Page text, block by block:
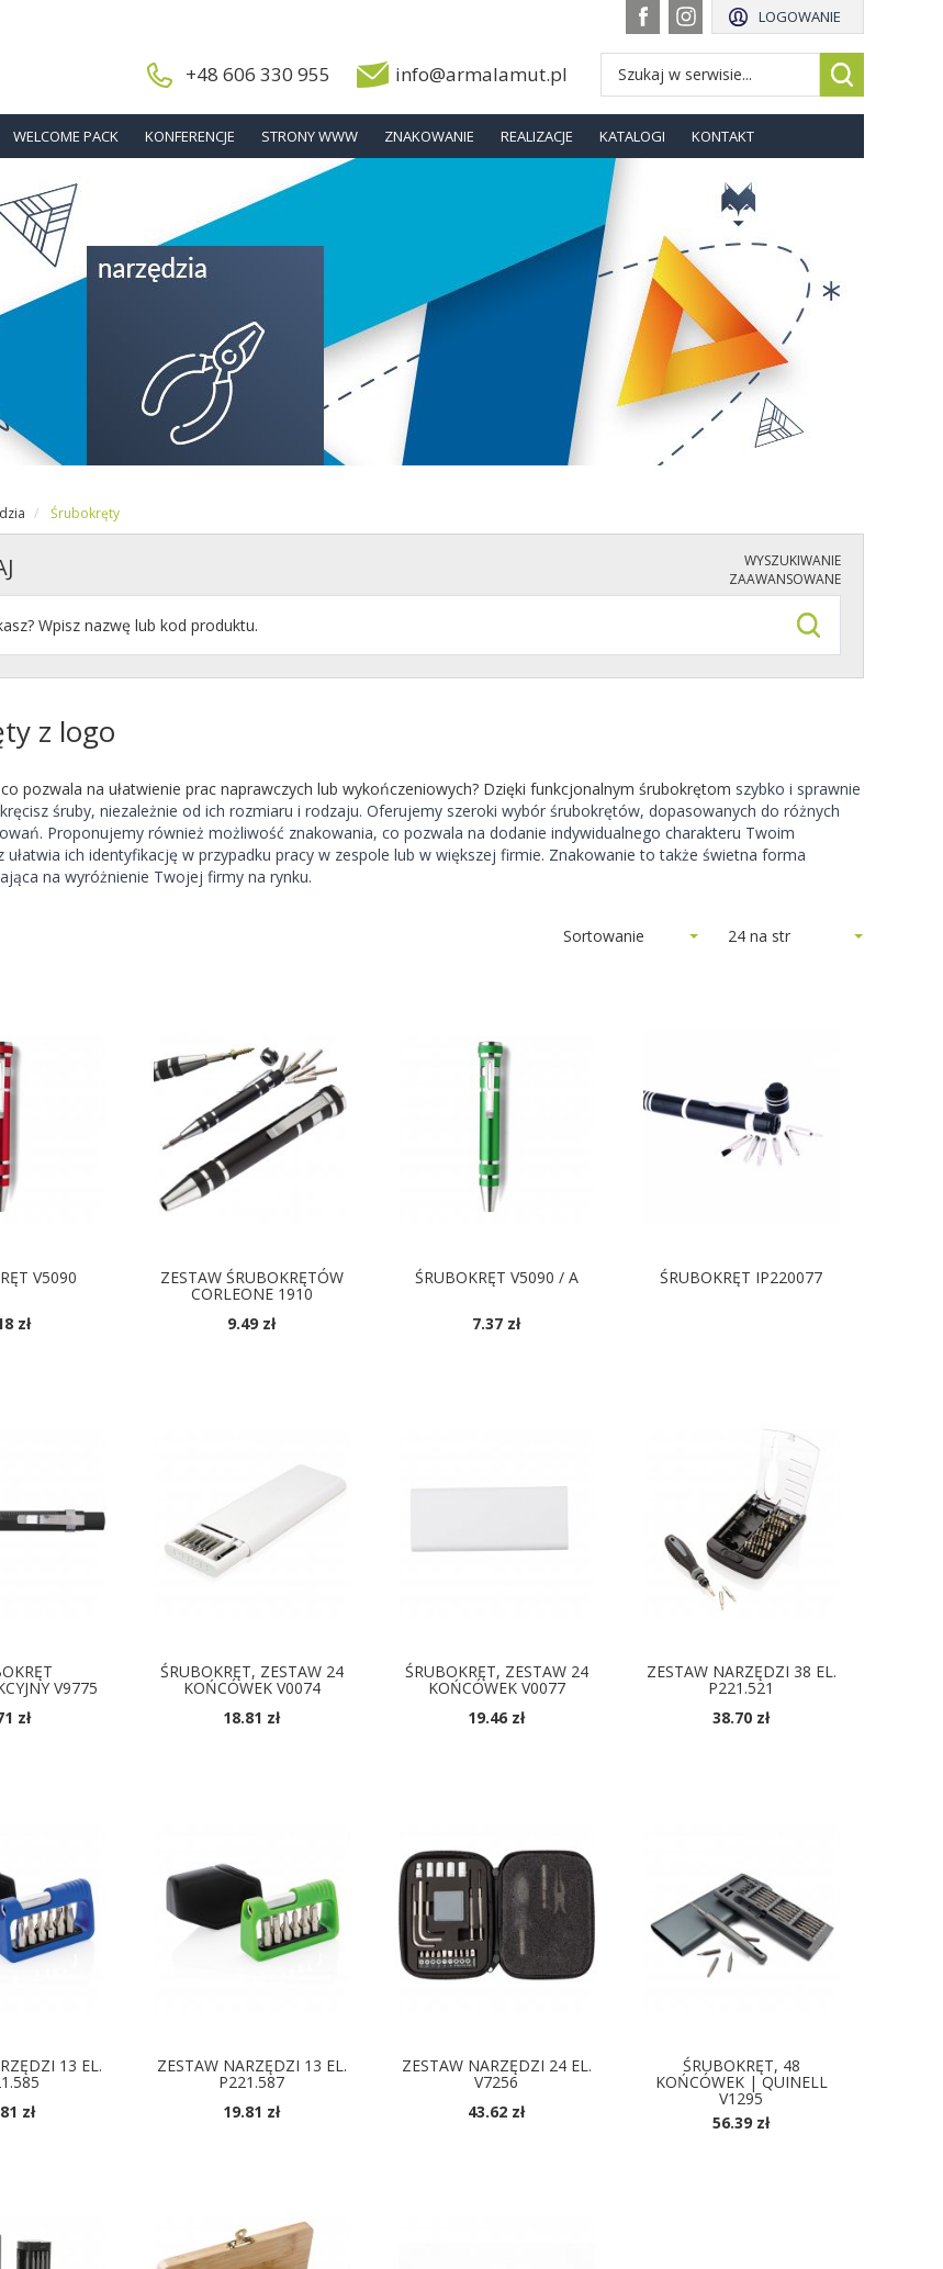
+48 606 330 955 info@armalamut.pl
LOGOWANIE
WELCOME PACK KONFERENCJE STRONY WWW ZNAKOWANIE REALIZACJE KATALOGI KONTAKT
Śrubokręty
WYSZUKIWANIE
ZAAWANSOWANE
z logo
pozwala na ułatwienie prac naprawczych lub wykończeniowych? Dzięki funkcjonalnym śrubokrętom szybko i sprawnie
śruby, niezależnie od ich rozmiaru i rodzaju. Oferujemy szeroki wybór śrubokrętów, dopasowanych do różnych
Proponujemy również możliwość znakowania, co pozwala na dodanie indywidualnego charakteru Twoim
ułatwia ich identyfikację w przypadku pracy w zespole lub w większej firmie. Znakowanie to także świetna forma
na wyróżnienie Twojej firmy na rynku.
Sortowanie 24 na str
V5090
zł
ZESTAW ŚRUBOKRĘTÓW
CORLEONE 1910
9.49 zł
ŚRUBOKRĘT V5090 / A
7.37 zł
ŚRUBOKRĘT IP220077
V9775
zł
ŚRUBOKRĘT, ZESTAW 24
KOŃCÓWEK V0074
18.81 zł
ŚRUBOKRĘT, ZESTAW 24
KOŃCÓWEK V0077
19.46 zł
ZESTAW NARZĘDZI 38 EL.
P221.521
38.70 zł
13 EL.
zł
ZESTAW NARZĘDZI 13 EL.
P221.587
19.81 zł
ZESTAW NARZĘDZI 24 EL.
V7256
43.62 zł
ŚRUBOKRĘT, 48
KOŃCÓWEK | QUINELL
V1295
56.39 zł